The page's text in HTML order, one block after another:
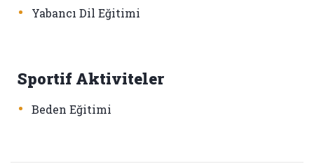
• Yabancı Dil Eğitimi
Sportif Aktiviteler
• Beden Eğitimi